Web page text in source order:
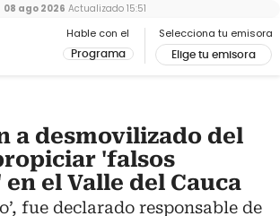
Hable con el
Programa
Selecciona tu emisora
Elige tu emisora
08 ago 2026 Actualizado 15:51
a desmovilizado del
'falsos
el Valle del Cauca
fue declarado responsable de